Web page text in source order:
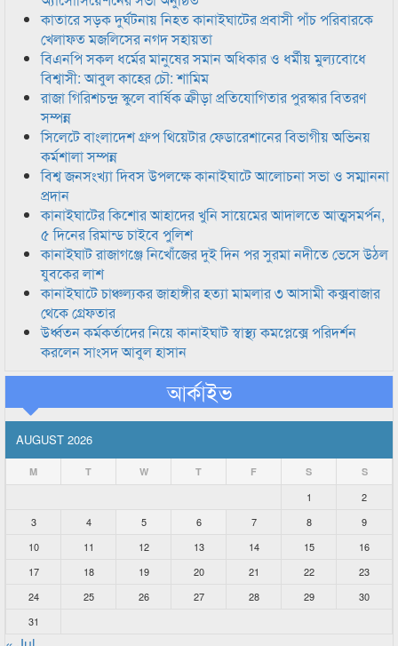
কাতারে সড়ক দুর্ঘটনায় নিহত কানাইঘাটের প্রবাসী পাঁচ পরিবারকে
খেলাফত মজলিসের নগদ সহায়তা
বিএনপি সকল ধর্মের মানুষের সমান অধিকার ও ধর্মীয় মুল্যবোধে
বিশ্বাসী: আবুল কাহের চৌ: শামিম
রাজা গিরিশচন্দ্র স্কুলে বার্ষিক ক্রীড়া প্রতিযোগিতার পুরস্কার বিতরণ
সম্পন্ন
সিলেটে বাংলাদেশ গ্রুপ থিয়েটার ফেডারেশানের বিভাগীয় অভিনয়
কর্মশালা সম্পন্ন
বিশ্ব জনসংখ্যা দিবস উপলক্ষে কানাইঘাটে আলোচনা সভা ও সম্মাননা
প্রদান
কানাইঘাটের কিশোর আহাদের খুনি সায়েমের আদালতে আত্মসমর্পন,
৫ দিনের রিমান্ড চাইবে পুলিশ
কানাইঘাট রাজাগঞ্জে নিখোঁজের দুই দিন পর সুরমা নদীতে ভেসে উঠল
যুবকের লাশ
কানাইঘাটে চাঞ্চল্যকর জাহাঙ্গীর হত্যা মামলার ৩ আসামী কক্সবাজার
থেকে গ্রেফতার
উর্ধ্বতন কর্মকর্তাদের নিয়ে কানাইঘাট স্বাস্থ্য কমপ্লেক্সে পরিদর্শন
করলেন সাংসদ আবুল হাসান
আর্কাইভ
AUGUST 2026
M T W T F S S
1
2
3
4 5 6 7 8
9
10
11 12 13 14 15
16
17
18 19 20 21 22
23
24
25 26 27 28 29
30
31